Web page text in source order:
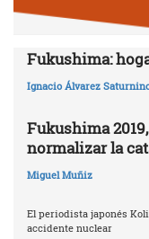
Fukushima:
Ignacio Álvarez
Fukushima
normalizar la
Miguel Muñiz
El periodista japonés
accidente nuclear